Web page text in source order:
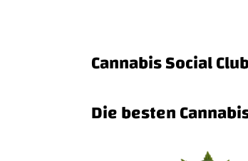
Cannabis Social
Die besten